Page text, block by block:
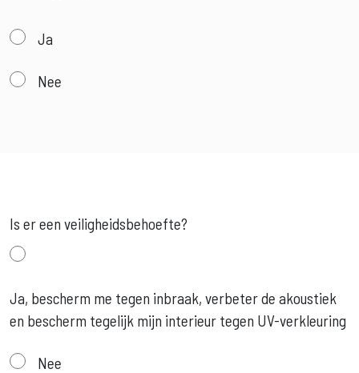
Ja
Nee
Is er een veiligheidsbehoefte?
Ja, bescherm me tegen inbraak, verbeter de akoustiek
en bescherm tegelijk mijn interieur tegen UV-verkleuring
Nee